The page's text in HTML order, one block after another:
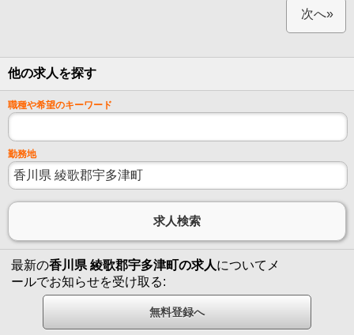
次へ»
他の求人を探す
職種や希望のキーワード
勤務地
最新の香川県 綾歌郡宇多津町の求人についてメ
ールでお知らせを受け取る: